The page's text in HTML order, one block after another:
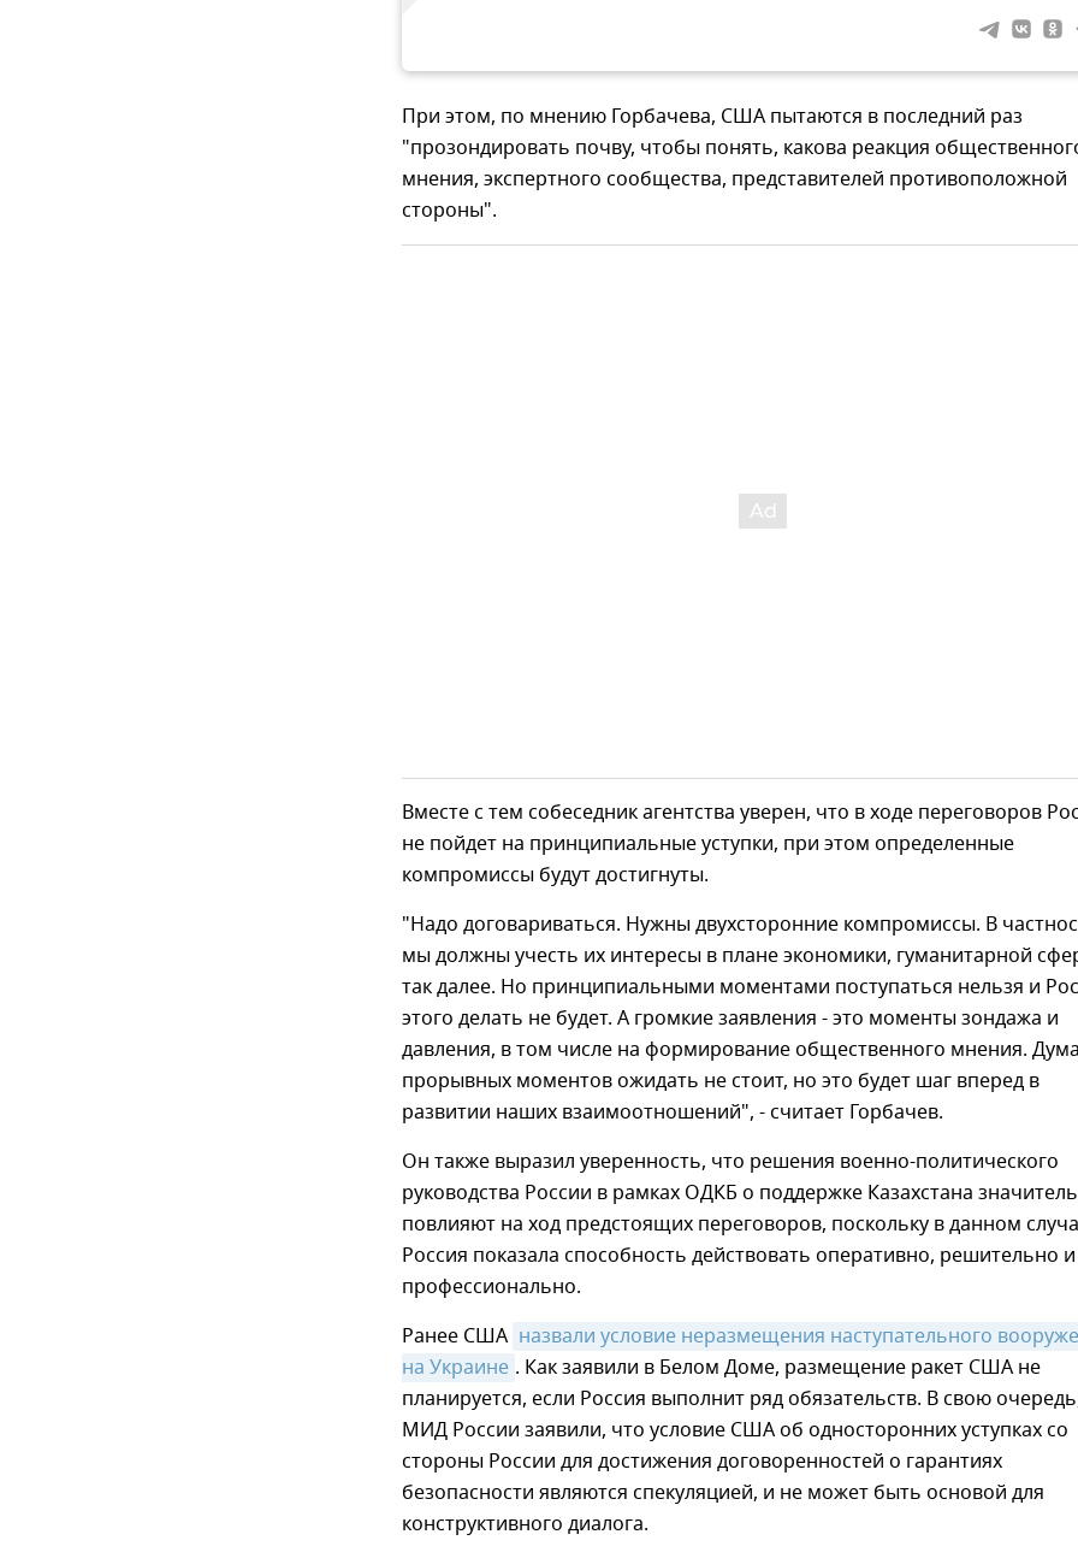
При этом, по мнению Горбачева, США пытаются в последний раз
"прозондировать почву, чтобы понять, какова реакция
мнения, экспертного сообщества, представителей противоположной
стороны".
Вместе с тем собеседник агентства уверен, что в ходе переговоров
не пойдет на принципиальные уступки, при этом определенные
компромиссы будут достигнуты.
"Надо договариваться. Нужны двухсторонние компромиссы. В
мы должны учесть их интересы в плане экономики, гуманитарной
так далее. Но принципиальными моментами поступаться нельзя и
этого делать не будет. А громкие заявления - это моменты зондажа и
давления, в том числе на формирование общественного мнения.
прорывных моментов ожидать не стоит, но это будет шаг вперед в
развитии наших взаимоотношений", - считает Горбачев.
Он также выразил уверенность, что решения военно-политического
руководства России в рамках ОДКБ о поддержке Казахстана
повлияют на ход предстоящих переговоров, поскольку в данном
Россия показала способность действовать оперативно, решительно и
профессионально.
Ранее США назвали условие неразмещения наступательного
на Украине . Как заявили в Белом Доме, размещение ракет США не
планируется, если Россия выполнит ряд обязательств. В свою
МИД России заявили, что условие США об односторонних уступках со
стороны России для достижения договоренностей о гарантиях
безопасности являются спекуляцией, и не может быть основой для
конструктивного диалога.